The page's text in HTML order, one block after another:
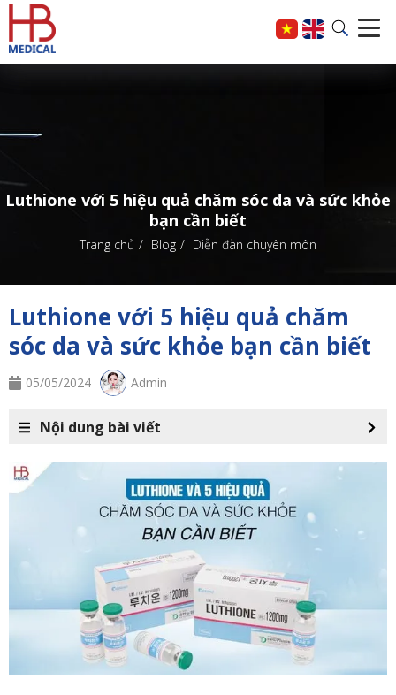
Luthione với 5 hiệu quả chăm sóc da và sức khỏe
bạn cần biết
Trang chủ Blog Diễn đàn chuyên môn
Luthione với 5 hiệu quả chăm
sóc da và sức khỏe bạn cần biết
05/05/2024 Admin
Nội dung bài viết